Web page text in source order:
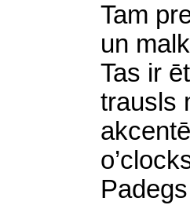
Tam
un
Tas ir
trausls